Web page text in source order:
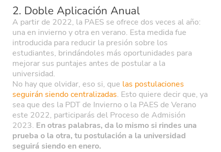
2. Doble Aplicación Anual
A partir de 2022, la PAES se ofrece dos veces al año:
una en invierno y otra en verano. Esta medida fue
introducida para reducir la presión sobre los
estudiantes, brindándoles más oportunidades para
mejorar sus puntajes antes de postular a la
universidad.
No hay que olvidar, eso si, que las postulaciones
seguirán siendo centralizadas. Esto quiere decir que, ya
sea que des la PDT de Invierno o la PAES de Verano
este 2022, participarás del Proceso de Admisión
2023. En otras palabras, da lo mismo si rindes una
prueba o la otra, tu postulación a la universidad
seguirá siendo en enero.